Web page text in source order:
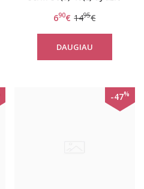
2170 Brazilian
690€ 1495€
DAUGIAU
-47%